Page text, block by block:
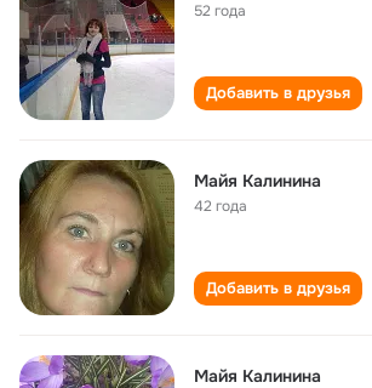
52 года
Добавить в друзья
Майя Калинина
42 года
Добавить в друзья
Майя Калинина